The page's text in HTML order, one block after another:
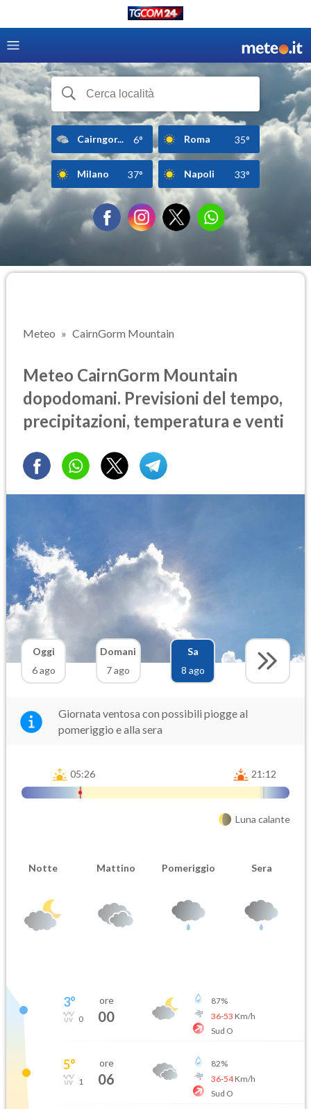
Cairngor... 6° Roma 35°
Milano 37° Napoli 33°
Meteo CairnGorm Mountain
Meteo CairnGorm Mountain
dopodomani. Previsioni del tempo,
precipitazioni, temperatura e venti
Oggi
6 ago
Domani
7 ago
Sa
8 ago
Giornata ventosa con possibili piogge al
pomeriggio e alla sera
05:26 21:12
Luna calante
Notte Mattino Pomeriggio Sera
3°
0
ore
00
87%
36-53 Km/h
Sud O
5°
1
ore
06
82%
36-54Km/h
Sud O